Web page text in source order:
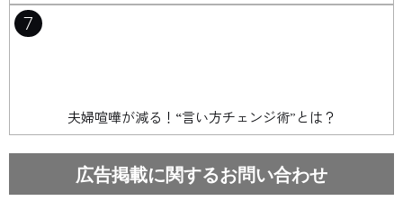
7
夫婦喧嘩が減る！“言い方チェンジ術”とは？
広告掲載に関するお問い合わせ